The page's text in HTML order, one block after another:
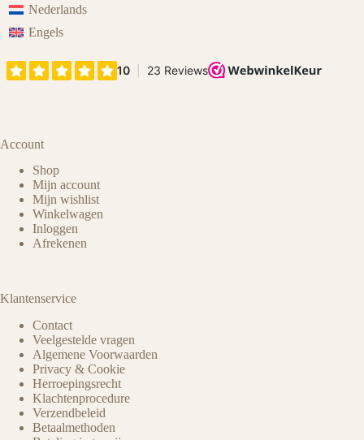
Nederlands
Engels
Account
Shop
Mijn account
Mijn wishlist
Winkelwagen
Inloggen
Afrekenen
Klantenservice
Contact
Veelgestelde vragen
Algemene Voorwaarden
Privacy & Cookie
Herroepingsrecht
Klachtenprocedure
Verzendbeleid
Betaalmethoden